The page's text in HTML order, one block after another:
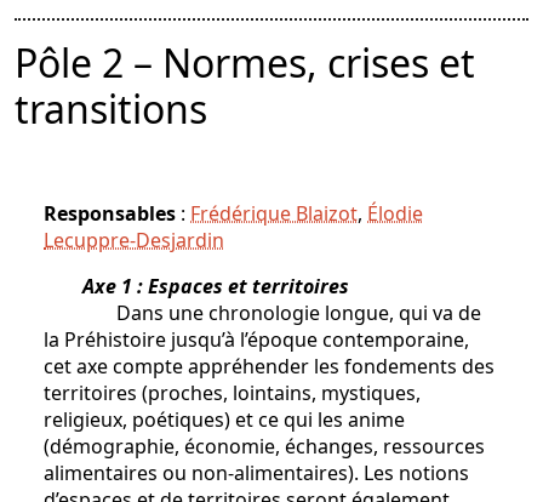
Pôle 2 – Normes, crises et
transitions
Responsables : Frédérique Blaizot, Élodie
Lecuppre-Desjardin
Axe 1 : Espaces et territoires
Dans une chronologie longue, qui va de
la Préhistoire jusqu’à l’époque contemporaine,
cet axe compte appréhender les fondements des
territoires (proches, lointains, mystiques,
religieux, poétiques) et ce qui les anime
(démographie, économie, échanges, ressources
alimentaires ou non-alimentaires). Les notions